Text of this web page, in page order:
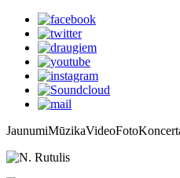
JaunumiMūzikaVideoFoto